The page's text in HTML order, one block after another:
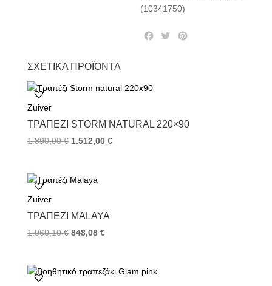
(10341750)
k
T
s
ΣΧΕΤΙΚΆ ΠΡΟΪΌΝΤΑ
Zuiver
ΤΡΑΠΈΖΙ STORM NATURAL 220×90
1.890,00€ 1.512,00 €
Zuiver
ΤΡΑΠΈΖΙ MALAYA
1.060,10€ 848,08 €